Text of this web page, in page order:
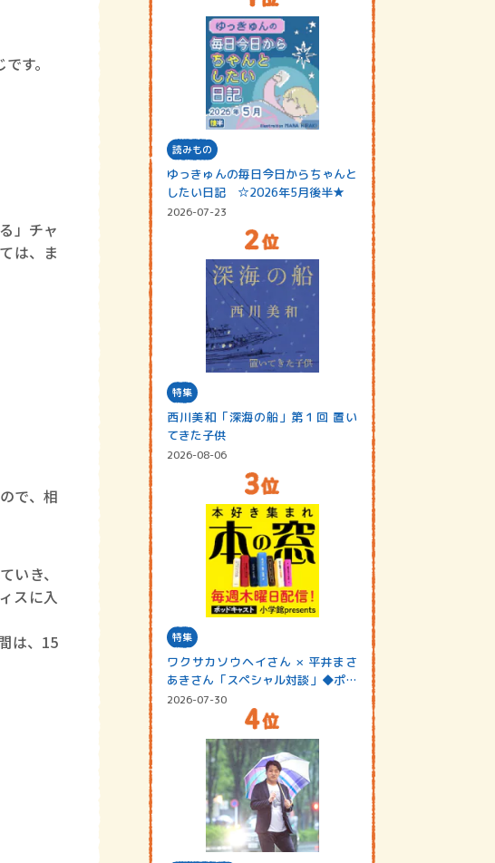
す。
」チャ
は、ま
で、相
いき、
スに入
は、15
読みもの
ゆっきゅんの毎日今日からちゃんと
したい日記 ☆2026年5月後半★
2026-07-23
特集
西川美和「深海の船」第１回 置い
てきた子供
2026-08-06
特集
ワクサカソウヘイさん × 平井まさ
あきさん「スペシャル対談」◆ポッ
ドキャスト…
2026-07-30